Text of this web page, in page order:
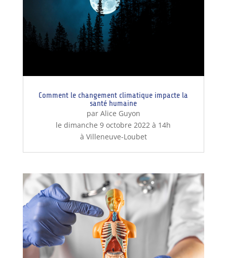
Comment le changement climatique impacte la
santé humaine
par Alice Guyon
le dimanche 9 octobre 2022 à 14h
à Villeneuve-Loubet